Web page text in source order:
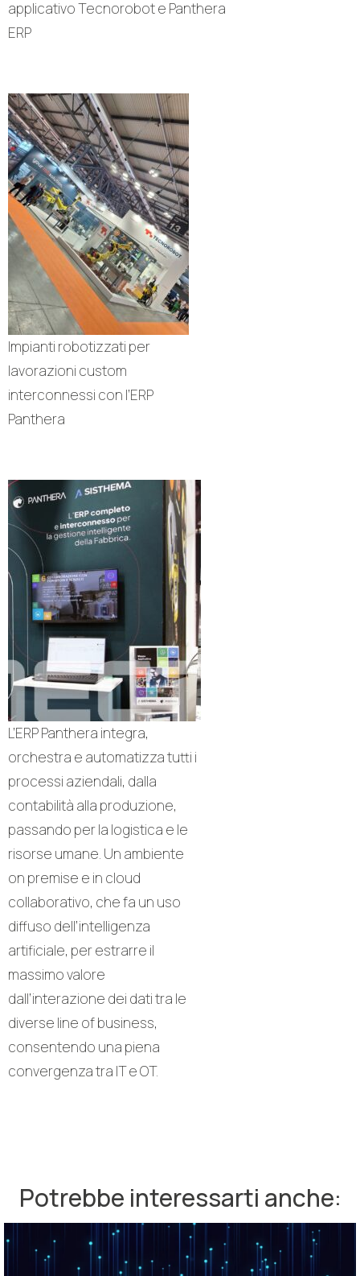
applicativo Tecnorobot e Panthera
ERP
Impianti robotizzati per
lavorazioni custom
interconnessi con l’ERP
Panthera
L’ERP Panthera integra,
orchestra e automatizza tutti i
processi aziendali, dalla
contabilità alla produzione,
passando per la logistica e le
risorse umane. Un ambiente
on premise e in cloud
collaborativo, che fa un uso
diffuso dell’intelligenza
artificiale, per estrarre il
massimo valore
dall’interazione dei dati tra le
diverse line of business,
consentendo una piena
convergenza tra IT e OT.
Potrebbe interessarti anche: